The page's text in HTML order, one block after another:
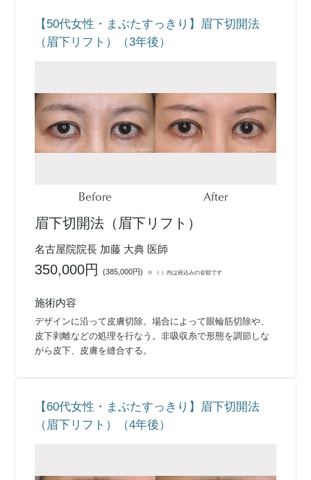
【50代女性・まぶたすっきり】眉下切開法
（眉下リフト）（3年後）
Before After
眉下切開法（眉下リフト）
名古屋院院長 加藤 大典 医師
350,000円(385,000円) ※ （ ）内は税込みの金額です
施術内容
デザインに沿って皮膚切除。場合によって眼輪筋切除や、
皮下剥離などの処理を行なう。非吸収糸で形態を調節しな
がら皮下、皮膚を縫合する。
【60代女性・まぶたすっきり】眉下切開法
（眉下リフト）（4年後）